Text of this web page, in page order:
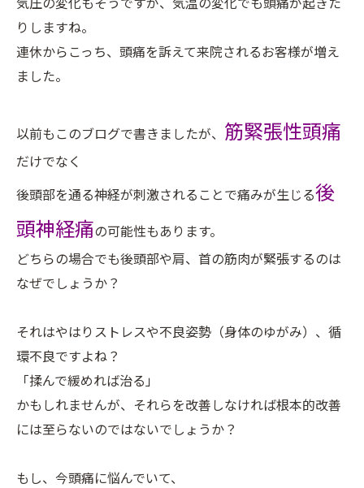
りしますね。
連休からこっち、頭痛を訴えて来院されるお客様が増え
ました。
以前もこのブログで書きましたが、 筋緊張性頭痛
だけでなく
後頭部を通る神経が刺激されることで痛みが生じる後
頭神経痛の可能性もあります。
どちらの場合でも後頭部や肩、首の筋肉が緊張するのは
なぜでしょうか？
それはやはりストレスや不良姿勢（身体のゆがみ）、循
環不良ですよね？
「揉んで緩めれば治る」
かもしれませんが、それらを改善しなければ根本的改善
には至らないのではないでしょうか？
もし、今頭痛に悩んでいて、